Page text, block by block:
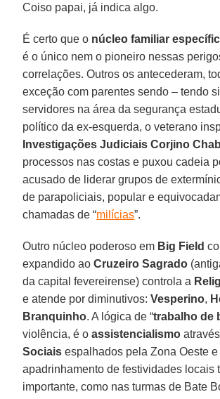
Coiso papai, já indica algo.
É certo que o núcleo familiar
é o único nem o pioneiro nessas
correlações. Outros os antecederam,
exceção com parentes sendo – tendo
servidores na área da segurança
político da ex-esquerda, o veterano
Investigações Judiciais Corjino
processos nas costas e puxou cadeia
acusado de liderar grupos de
de parapoliciais, popular e
chamadas de “milícias”.
Outro núcleo poderoso em Big Field
expandido aoCruzeiro Sagrado
da capital fevereirense) controla a
e atende por diminutivos:Vesperino,
Branquinho. A lógica de “trabalho de
violência, é oassistencialismo
Sociais espalhados pela Zona Oeste
apadrinhamento de festividades locais
importante, como nas turmas de Bate